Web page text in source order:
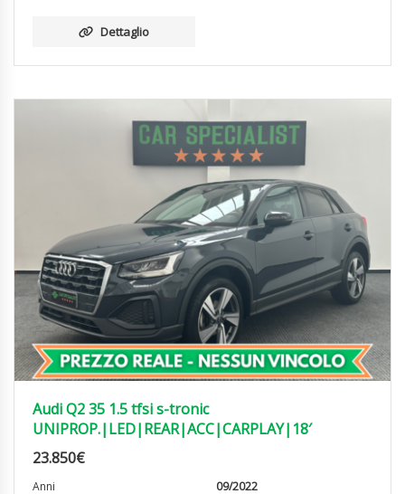
Dettaglio
Audi Q2 35 1.5 tfsi s-tronic
UNIPROP.|LED|REAR|ACC|CARPLAY|18′
23.850€
Anni 09/2022